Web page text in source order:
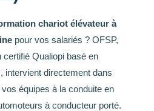
chariot élévateur à
pour vos salariés ? OFSP,
Qualiopi basé en
intervient directement dans
équipes à la conduite en
à conducteur porté.